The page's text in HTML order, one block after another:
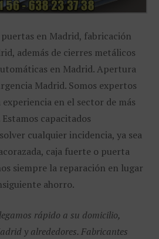
en Madrid, fabricación
además de cierres metálicos
en Madrid. Apertura
Madrid. Somos expertos
en el sector de más
capacitados
cualquier incidencia, ya sea
caja fuerte o puerta
siempre la reparación en lugar
ahorro.
rápido a su domicilio,
y alrededores. Fabricantes